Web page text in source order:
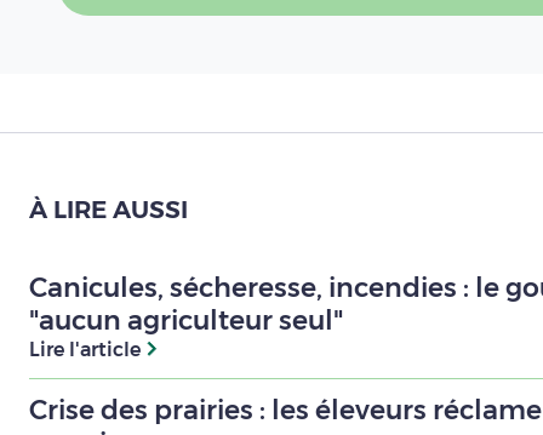
À LIRE AUSSI
Canicules, sécheresse, incendies : le
"aucun agriculteur seul"
Lire l'article
Crise des prairies : les éleveurs